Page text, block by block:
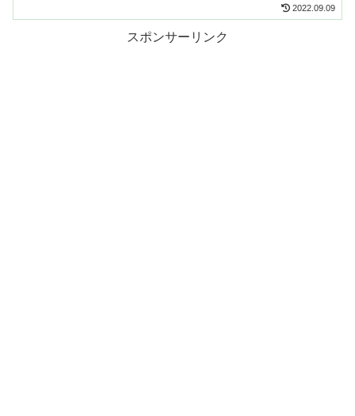
2022.09.09
スポンサーリンク